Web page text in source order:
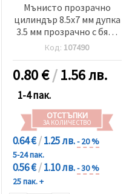
Мънисто прозрачно
цилиндър 8.5x7 мм дупка
3.5 мм прозрачно с бяло
-20 грама ~75 броя
Код: 107490
0.80€/1.56 лв.
1-4 пак.
ОТСТЪПКИ
ЗА КОЛИЧЕСТВО
0.64 €/1.25 лв.- 20 %
5-24 пак.
0.56 €/1.10 лв.- 30 %
25 пак. +